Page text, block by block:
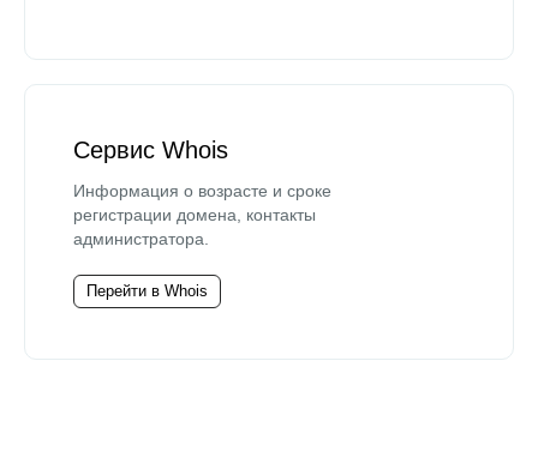
Сервис Whois
Информация о возрасте и сроке
регистрации домена, контакты
администратора.
Перейти в Whois